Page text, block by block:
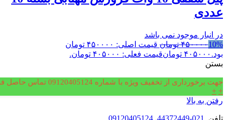
عددی
در انبار موجود نمی باشد
10%۴۵۰۰۰۰ تومان
قیمت اصلی: ۴۵۰۰۰۰ تومان
بود. ۴۰۵۰۰۰ تومانقیمت فعلی: ۴۰۵۰۰۰ تومان.
بستن
جهت برخورداری از تخفیف ویژه با شماره 09120405124 تماس حاصل فرمایید.
+
+
رفتن به بالا